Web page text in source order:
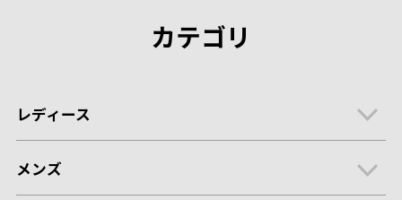
カテゴリ
レディース
メンズ